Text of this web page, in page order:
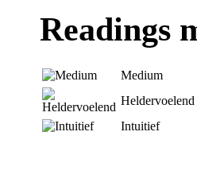
Readings
Medium
Heldervoelend
Intuitief